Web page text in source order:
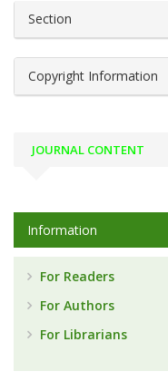
Section
Copyright Information
JOURNAL CONTENT
Information
For Readers
For Authors
For Librarians